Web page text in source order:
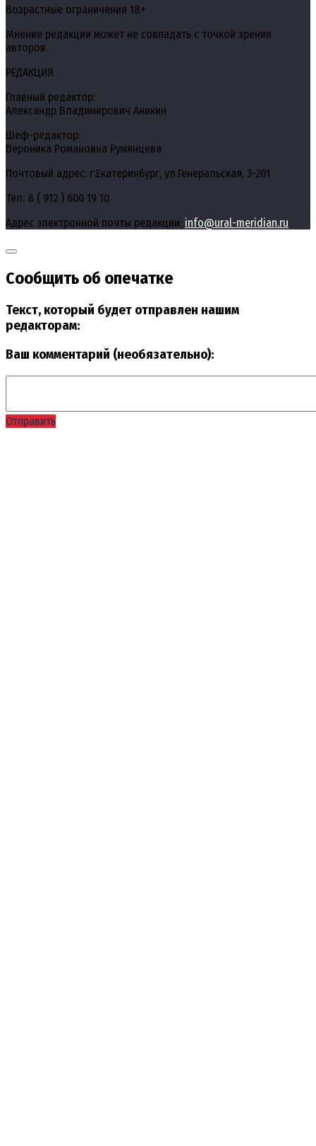
Возрастные ограничения 18+
Мнение редакции может не совпадать с точкой зрения
авторов.
РЕДАКЦИЯ
Главный редактор:
Александр Владимирович Аникин
Шеф-редактор:
Вероника Романовна Румянцева
Почтовый адрес: г.Екатеринбург, ул.Генеральская, 3-201
Тел: 8 ( 912 ) 600 19 10
Адрес электронной почты редакции: info@ural-meridian.ru
Сообщить об опечатке
Текст, который будет отправлен нашим
редакторам:
Ваш комментарий (необязательно):
Отправить